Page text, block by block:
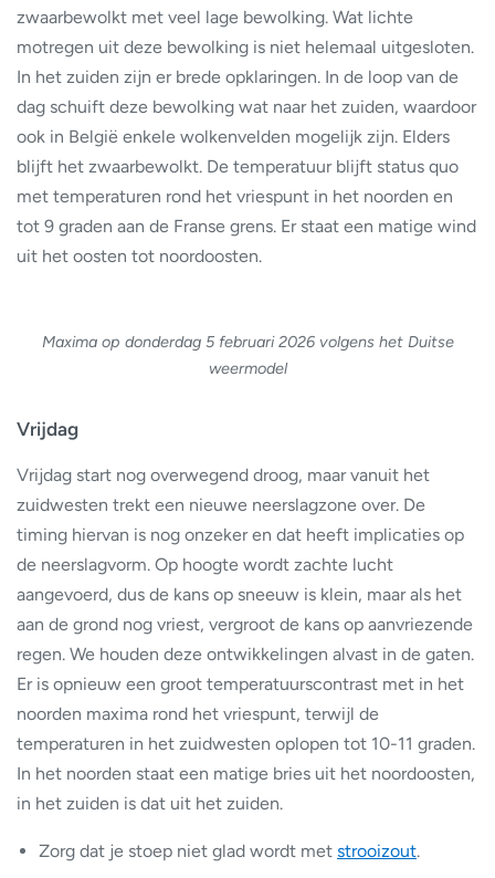
zwaarbewolkt met veel lage bewolking. Wat lichte
motregen uit deze bewolking is niet helemaal uitgesloten.
In het zuiden zijn er brede opklaringen. In de loop van de
dag schuift deze bewolking wat naar het zuiden, waardoor
ook in België enkele wolkenvelden mogelijk zijn. Elders
blijft het zwaarbewolkt. De temperatuur blijft status quo
met temperaturen rond het vriespunt in het noorden en
tot 9 graden aan de Franse grens. Er staat een matige wind
uit het oosten tot noordoosten.
Maxima op donderdag 5 februari 2026 volgens het Duitse
weermodel
Vrijdag
Vrijdag start nog overwegend droog, maar vanuit het
zuidwesten trekt een nieuwe neerslagzone over. De
timing hiervan is nog onzeker en dat heeft implicaties op
de neerslagvorm. Op hoogte wordt zachte lucht
aangevoerd, dus de kans op sneeuw is klein, maar als het
aan de grond nog vriest, vergroot de kans op aanvriezende
regen. We houden deze ontwikkelingen alvast in de gaten.
Er is opnieuw een groot temperatuurscontrast met in het
noorden maxima rond het vriespunt, terwijl de
temperaturen in het zuidwesten oplopen tot 10-11 graden.
In het noorden staat een matige bries uit het noordoosten,
in het zuiden is dat uit het zuiden.
Zorg dat je stoep niet glad wordt met strooizout.